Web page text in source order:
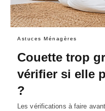
Astuces Ménagères
Couette trop
vérifier si elle
?
Les vérifications à faire